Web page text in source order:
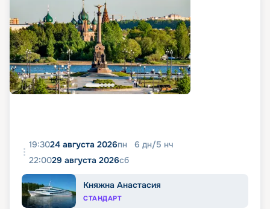
19:3024 августа 2026пн 6 дн/5 нч
22:0029 августа 2026сб
Княжна Анастасия
СТАНДАРТ